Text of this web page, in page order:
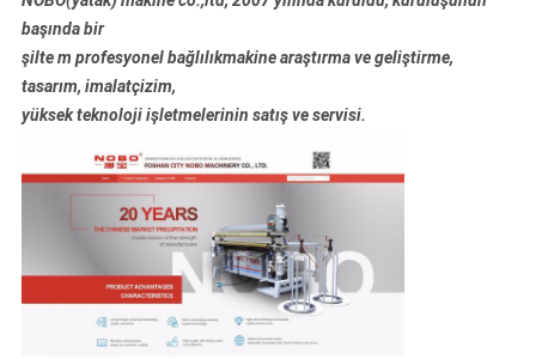
başında bir
şilte m profesyonel bağlılıkmakine araştırma ve geliştirme,
tasarım, imalatçizim,
yüksek teknoloji işletmelerinin satış ve servisi.